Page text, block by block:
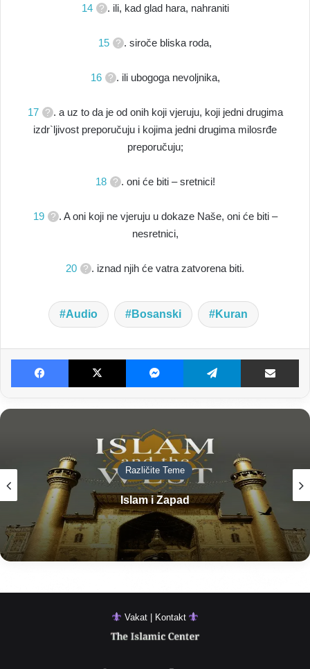
14 . ili, kad glad hara, nahraniti
15 . siroče bliska roda,
16 . ili ubogoga nevoljnika,
17
. a uz to da je od onih koji vjeruju, koji jedni drugima
izdr`ljivost preporučuju i kojima jedni drugima milosrđe
preporučuju;
18 . oni će biti – sretnici!
19
. A oni koji ne vjeruju u dokaze Naše, oni će biti –
nesretnici,
20 . iznad njih će vatra zatvorena biti.
Audio Bosanski Kuran
Facebook X Messenger Telegram
Različite Teme
Islam i Zapad
Vakat | Kontakt